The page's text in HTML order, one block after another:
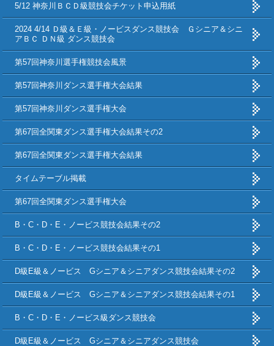
5/12 神奈川ＢＣＤ級競技会チケット申込用紙
2024 4/14 Ｄ級＆Ｅ級・ノービスダンス競技会 Ｇシニア＆シニ
アＢＣ ＤＮ級 ダンス競技会
第57回神奈川選手権競技会風景
第57回神奈川ダンス選手権大会結果
第57回神奈川ダンス選手権大会
第67回全関東ダンス選手権大会結果その2
第67回全関東ダンス選手権大会結果
タイムテーブル掲載
第67回全関東ダンス選手権大会
B・C・D・E・ノービス競技会結果その2
B・C・D・E・ノービス競技会結果その1
D級E級＆ノービス Gシニア＆シニアダンス競技会結果その2
D級E級＆ノービス Gシニア＆シニアダンス競技会結果その1
B・C・D・E・ノービス級ダンス競技会
D級E級＆ノービス Gシニア＆シニアダンス競技会